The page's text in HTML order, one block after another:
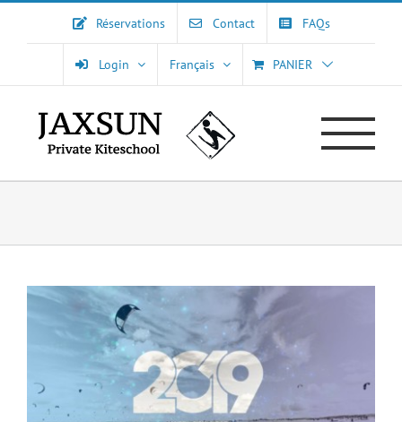
Réservations Contact FAQs
Login Français PANIER